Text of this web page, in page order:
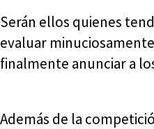
Serán ellos quienes
evaluar
finalmente anunciar a
Además de la